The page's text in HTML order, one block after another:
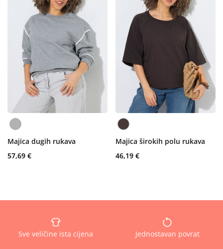
Majica dugih rukava
57,69 €
Majica širokih polu rukava
46,19 €
Sve veličine ista cijena Jednostavan povrat